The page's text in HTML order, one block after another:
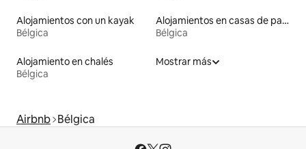
Alojamientos con un kayak
Bélgica
Alojamientos en casas de pastor
Bélgica
Alojamiento en chalés
Bélgica
Mostrar más
Airbnb Bélgica